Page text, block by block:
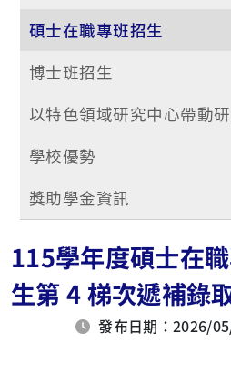
碩士在職專班招生
博士班招生
以特色領域研究中心帶動
學校優勢
獎助學金資訊
115學年度碩士在
生第 4 梯次遞補錄
發布日期：2026/